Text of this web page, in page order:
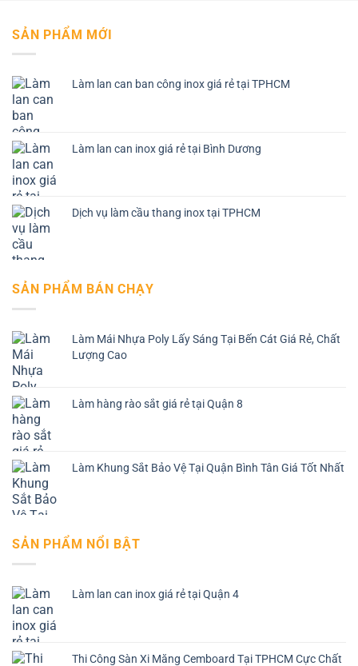
SẢN PHẨM MỚI
Làm lan can ban công inox giá rẻ tại TPHCM
Làm lan can inox giá rẻ tại Bình Dương
Dịch vụ làm cầu thang inox tại TPHCM
SẢN PHẨM BÁN CHẠY
Làm Mái Nhựa Poly Lấy Sáng Tại Bến Cát Giá Rẻ, Chất
Lượng Cao
Làm hàng rào sắt giá rẻ tại Quận 8
Làm Khung Sắt Bảo Vệ Tại Quận Bình Tân Giá Tốt Nhất
SẢN PHẨM NỔI BẬT
Làm lan can inox giá rẻ tại Quận 4
Thi Công Sàn Xi Măng Cemboard Tại TPHCM Cực Chất